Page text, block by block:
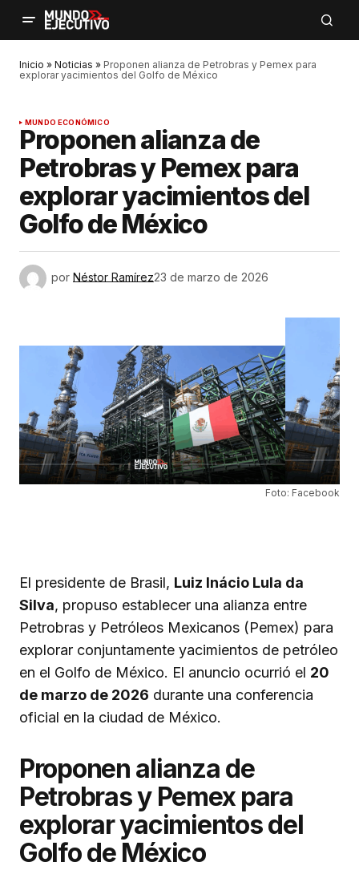
Inicio » Noticias » Proponen alianza de Petrobras y Pemex para
explorar yacimientos del Golfo de México
MUNDO ECONÓMICO
Proponen alianza de
Petrobras y Pemex para
explorar yacimientos del
Golfo de México
por Néstor Ramírez23 de marzo de 2026
Foto: Facebook
El presidente de Brasil, Luiz Inácio Lula da
Silva, propuso establecer una alianza entre
Petrobras y Petróleos Mexicanos (Pemex) para
explorar conjuntamente yacimientos de petróleo
en el Golfo de México. El anuncio ocurrió el 20
de marzo de 2026 durante una conferencia
oficial en la ciudad de México.
Proponen alianza de
Petrobras y Pemex para
explorar yacimientos del
Golfo de México